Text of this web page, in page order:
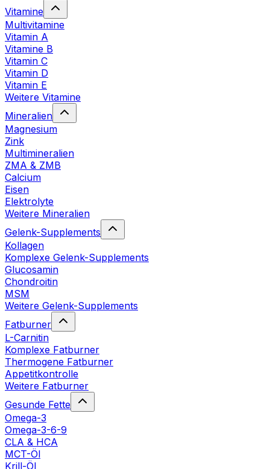
Vitamine
Multivitamine
Vitamin A
Vitamine B
Vitamin C
Vitamin D
Vitamin E
Weitere Vitamine
Mineralien
Magnesium
Zink
Multimineralien
ZMA & ZMB
Calcium
Eisen
Elektrolyte
Weitere Mineralien
Gelenk-Supplements
Kollagen
Komplexe Gelenk-Supplements
Glucosamin
Chondroitin
MSM
Weitere Gelenk-Supplements
Fatburner
L-Carnitin
Komplexe Fatburner
Thermogene Fatburner
Appetitkontrolle
Weitere Fatburner
Gesunde Fette
Omega-3
Omega-3-6-9
CLA & HCA
MCT-Öl
Krill-Öl